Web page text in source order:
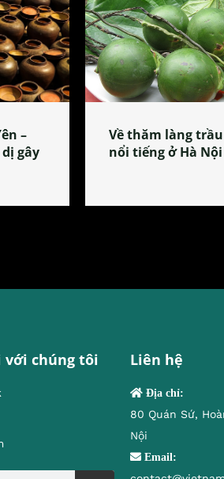
–
gây
Về thăm làng
nổi tiếng ở Hà Nội
với chúng tôi Liên hệ
Địa chỉ:
80 Quán Sứ,
Nội
Email: